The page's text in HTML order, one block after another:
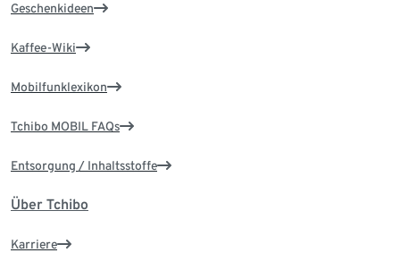
Geschenkideen
Kaffee-Wiki
Mobilfunklexikon
Tchibo MOBIL FAQs
Entsorgung / Inhaltsstoffe
Über Tchibo
Karriere